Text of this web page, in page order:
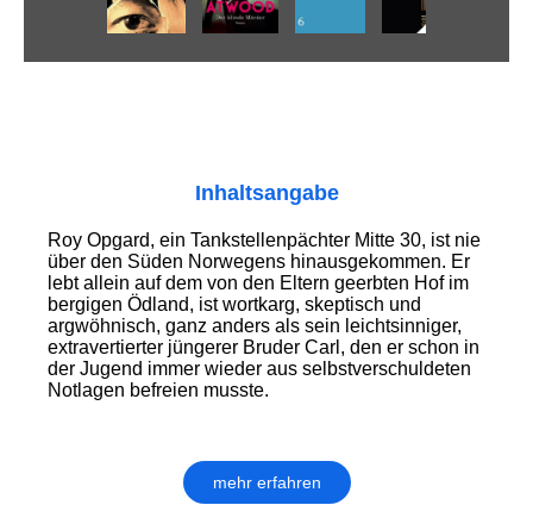
Inhaltsangabe
Roy Opgard, ein Tankstellenpächter Mitte 30, ist nie
über den Süden Norwegens hinausgekommen. Er
lebt allein auf dem von den Eltern geerbten Hof im
bergigen Ödland, ist wortkarg, skeptisch und
argwöhnisch, ganz anders als sein leichtsinniger,
extravertierter jüngerer Bruder Carl, den er schon in
der Jugend immer wieder aus selbstverschuldeten
Notlagen befreien musste.
mehr erfahren